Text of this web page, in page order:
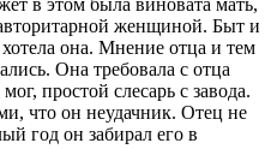
женщиной. Быт и
она. Мнение отца и тем
Она требовала с отца
простой слесарь с завода.
что он неудачник. Отец не
год он забирал его в